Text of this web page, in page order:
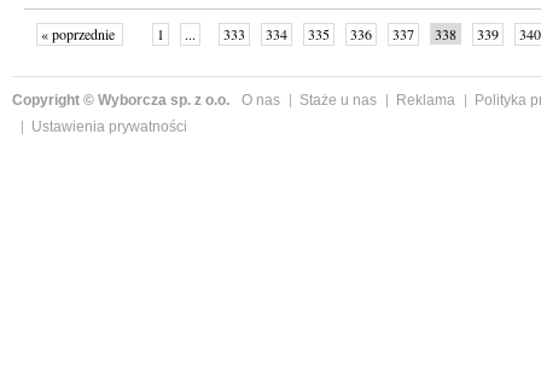
« poprzednie 1 ... 333 334 335 336 337 338 339
340
Copyright © Wyborcza sp. z o.o. O nas Staże u nas Reklama
Polityka
Ustawienia prywatności